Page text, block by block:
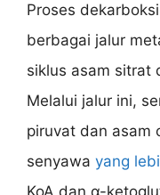
Proses
berbagai jalur
siklus asam sitrat
Melalui jalur ini,
piruvat dan asam
senyawa yang